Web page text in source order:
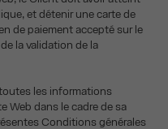
et détenir une carte de
de paiement accepté sur le
la validation de la
les informations
Web dans le cadre de sa
Conditions générales